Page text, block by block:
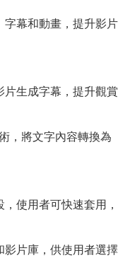
字幕和動畫，提升影片
片生成字幕，提升觀賞
，將文字內容轉換為
使用者可快速套用，
影片庫，供使用者選擇